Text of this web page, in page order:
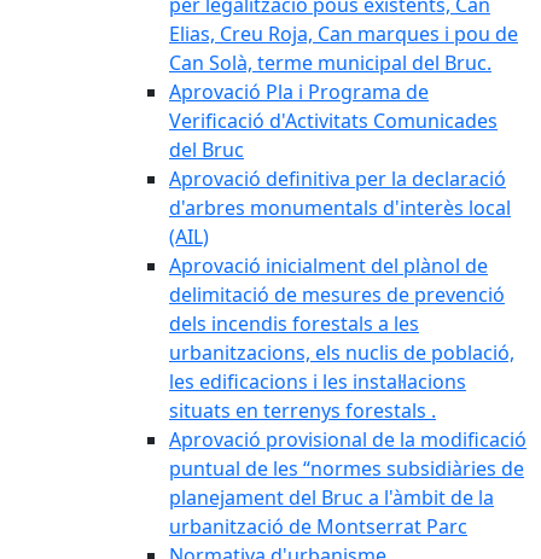
Elias, Creu Roja, Can marques i pou de
Can Solà, terme municipal del Bruc.
Aprovació Pla i Programa de
Verificació d'Activitats Comunicades
del Bruc
Aprovació definitiva per la declaració
d'arbres monumentals d'interès local
(AIL)
Aprovació inicialment del plànol de
delimitació de mesures de prevenció
dels incendis forestals a les
urbanitzacions, els nuclis de població,
les edificacions i les instal·lacions
situats en terrenys forestals .
Aprovació provisional de la modificació
puntual de les “normes subsidiàries de
planejament del Bruc a l'àmbit de la
urbanització de Montserrat Parc